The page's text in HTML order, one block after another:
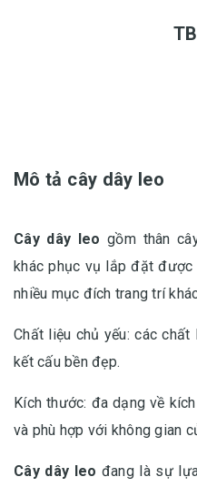
Mô tả cây dây leo
Cây dây leo gồm thân
khác phục vụ lắp đặt
nhiều mục đích trang trí
Chất liệu chủ yếu: các
kết cấu bền đẹp.
Kích thước: đa dạng về
và phù hợp với không gian
Cây dây leo đang là sự